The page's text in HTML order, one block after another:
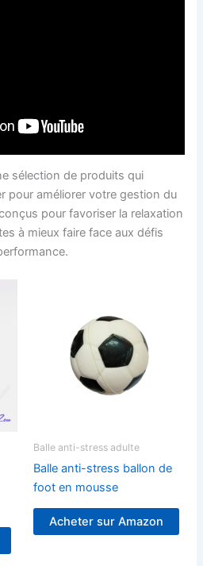
sélection de produits qui
pour améliorer votre gestion du
pour favoriser la relaxation
à mieux faire face aux défis
Balle anti-stress adulte
Balle anti-stress ballon de
foot en mousse
Acheter sur Amazon